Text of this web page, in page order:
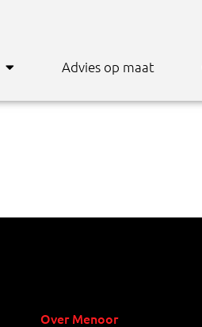
Advies op maat
Over Menoor